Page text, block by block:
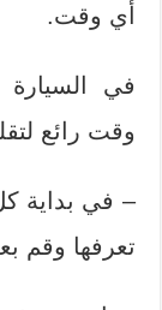
أي وقت.
في
وقت رائع
– في بداية
تعرفها وقم